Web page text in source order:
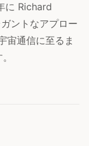
に Richard
ントなアプロー
宙通信に至るま